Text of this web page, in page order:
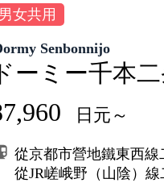
女共用
Senbonnijo
ーミー千本
日元～
從京都市營地鐵東西
從JR嵯峨野（山陰）